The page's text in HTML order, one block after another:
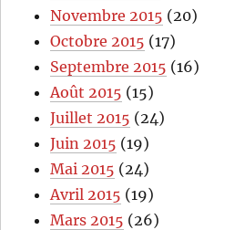
Novembre 2015 (20)
Octobre 2015 (17)
Septembre 2015 (16)
Août 2015 (15)
Juillet 2015 (24)
Juin 2015 (19)
Mai 2015 (24)
Avril 2015 (19)
Mars 2015 (26)